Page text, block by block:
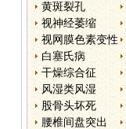
黄斑裂孔
视神经萎缩
视网膜色素变性
白塞氏病
干燥综合征
风湿类风湿
股骨头坏死
腰椎间盘突出